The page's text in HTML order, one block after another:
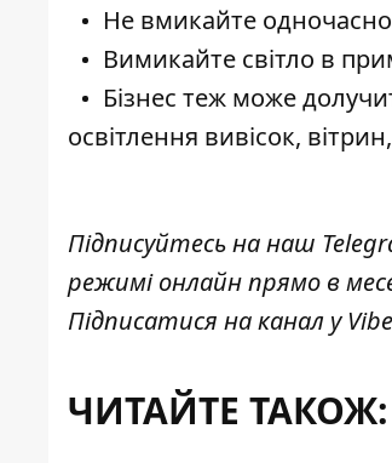
Не вмикайте
Вимикайте світло в
Бізнес теж може
освітлення вивісок,
Підписуйтесь на наш
режимі онлайн прямо в
Підписатися на канал у
ЧИТАЙТЕ ТАКОЖ: